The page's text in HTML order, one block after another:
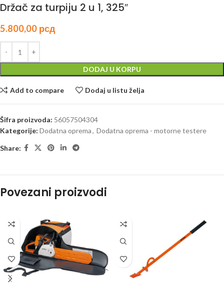
Držač za turpiju 2 u 1, 325″
5.800,00 рсд
DODAJ U KORPU
Add to compare Dodaj u listu želja
Šifra proizvoda: 56057504304
Kategorije: Dodatna oprema, Dodatna oprema - motorne testere
Share:
Povezani proizvodi